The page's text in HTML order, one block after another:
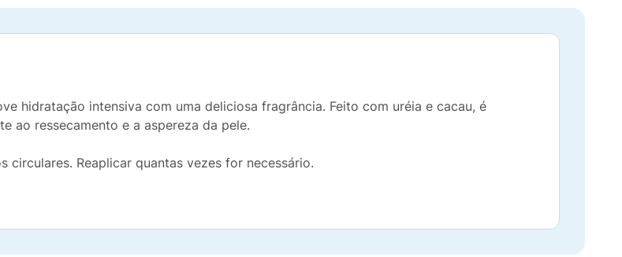
hidratação intensiva com uma deliciosa fragrância. Feito com uréia e cacau, é
ao ressecamento e a aspereza da pele.
circulares. Reaplicar quantas vezes for necessário.